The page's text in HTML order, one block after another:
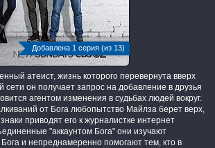
Добавлена 1 серия (из 13)
атеист, жизнь которого перевернута вверх
сети он получает запрос на добавление в друзья
агентом изменения в судьбах людей вокруг.
от Бога любопытство Майлза берет верх,
приводят его к журналистке интернет
"аккаунтом Бога" они изучают
и непреднамеренно помогают тем, кто в